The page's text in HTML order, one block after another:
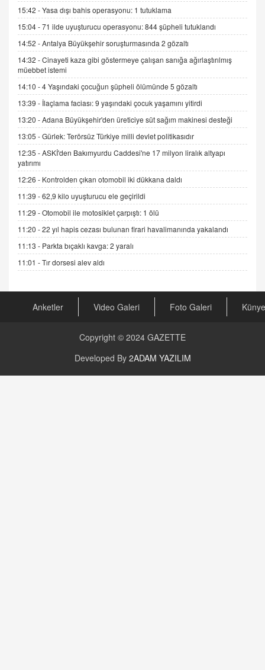
SEHER EREK
Kış Ayları Geldi, Hangi Önlemler Alınmalı?
9.12.2025 10:11
İNCİ GÜL AKÖL
Trump Keşke Adana'yı da Ziyaret Etse...
06.07.2026 13:00
ADEM AKÖL
Esed Destekçilerinin Yüzüne Vurulan Şamar:
Sednaya
DR. EKREM ASLAN
Gerçek Ne, Algı Ne? "Beraber Yürüyoruz"
Cümlesinin Peşinden
19.07.2025 12:45
GÖNÜL MENEKŞE
Şifacının Yolu
04.11.2025 12:56
AV. RÜMEYSA ÖZKALE
Kira Uyuşmazlıklarında Dava Açmadan Önce
Arabulucuya Başvuru Şartı
23.09.2023 16:30
CAN UĞURATEŞ
Değişen yapısıyla Suriye
15:42 -Yasa dışı bahis operasyonu: 1 tutuklama
15:04 -71 ilde uyuşturucu operasyonu: 844 şüpheli tutuklandı
14:52 -Antalya Büyükşehir soruşturmasında 2 gözaltı
14:32 -Cinayeti kaza gibi göstermeye çalışan sanığa ağırlaştırılmış
müebbet istemi
14:10 -4 Yaşındaki çocuğun şüpheli ölümünde 5 gözaltı
13:39 - İlaçlama faciası: 9 yaşındaki çocuk yaşamını yitirdi
13:20 -Adana Büyükşehir'den üreticiye süt sağım makinesi desteği
13:05 -Gürlek: Terörsüz Türkiye milli devlet politikasıdır
12:35 -ASKİ'den Bakımyurdu Caddesi'ne 17 milyon liralık altyapı
yatırımı
12:26 - Kontrolden çıkan otomobil iki dükkana daldı
11:39 -62,9 kilo uyuşturucu ele geçirildi
11:29 -Otomobil ile motosiklet çarpıştı: 1 ölü
11:20 -22 yıl hapis cezası bulunan firari havalimanında yakalandı
11:13 - Parkta bıçaklı kavga: 2 yaralı
11:01 -Tır dorsesi alev aldı
Anketler Video Galeri Foto Galeri Künye
Copyright © 2024 GAZETTE
Developed By 2ADAM YAZILIM